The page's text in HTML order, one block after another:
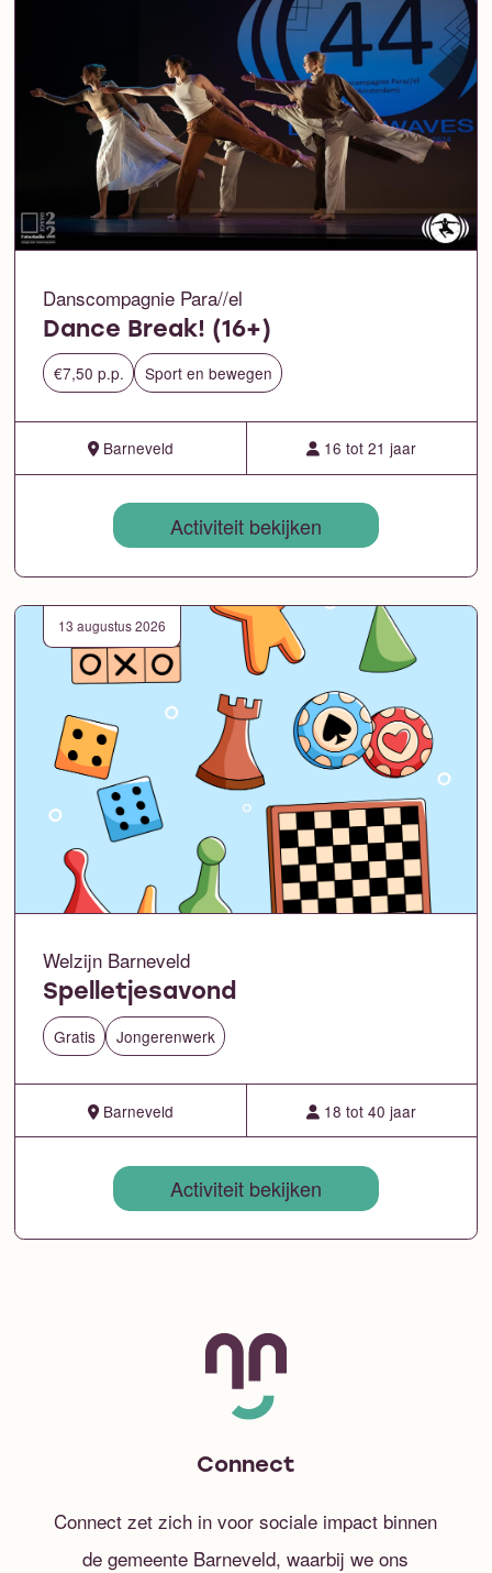
Danscompagnie Para//el
Dance Break! (16+)
€7,50 p.p. Sport en bewegen
Barneveld 16 tot 21 jaar
Activiteit bekijken
13 augustus 2026
Welzijn Barneveld
Spelletjesavond
Gratis Jongerenwerk
Barneveld 18 tot 40 jaar
Activiteit bekijken
Connect
Connect zet zich in voor sociale impact binnen
de gemeente Barneveld, waarbij we ons